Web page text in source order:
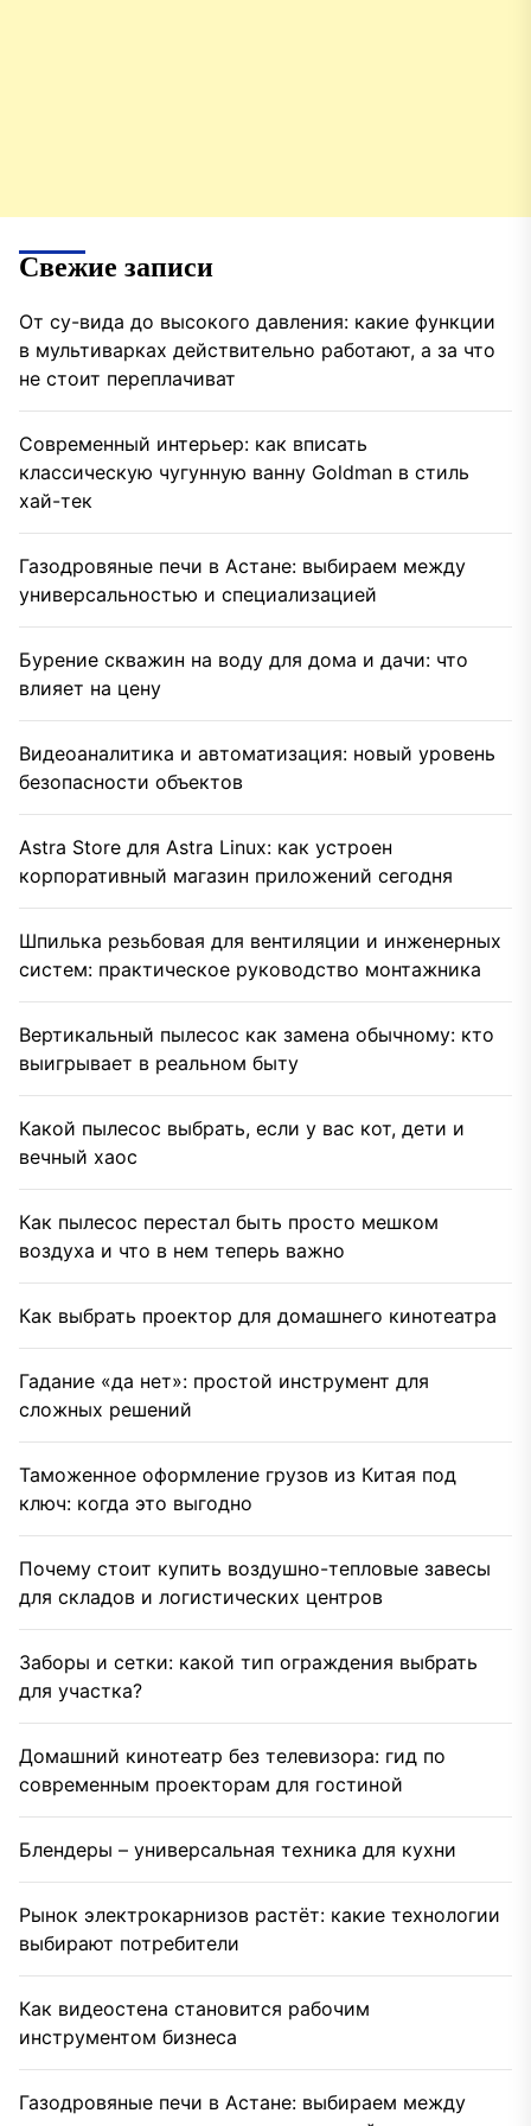
Свежие записи
От су-вида до высокого давления: какие функции
в мультиварках действительно работают, а за что
не стоит переплачиват
Современный интерьер: как вписать
классическую чугунную ванну Goldman в стиль
хай-тек
Газодровяные печи в Астане: выбираем между
универсальностью и специализацией
Бурение скважин на воду для дома и дачи: что
влияет на цену
Видеоаналитика и автоматизация: новый уровень
безопасности объектов
Astra Store для Astra Linux: как устроен
корпоративный магазин приложений сегодня
Шпилька резьбовая для вентиляции и инженерных
систем: практическое руководство монтажника
Вертикальный пылесос как замена обычному: кто
выигрывает в реальном быту
Какой пылесос выбрать, если у вас кот, дети и
вечный хаос
Как пылесос перестал быть просто мешком
воздуха и что в нем теперь важно
Как выбрать проектор для домашнего кинотеатра
Гадание «да нет»: простой инструмент для
сложных решений
Таможенное оформление грузов из Китая под
ключ: когда это выгодно
Почему стоит купить воздушно-тепловые завесы
для складов и логистических центров
Заборы и сетки: какой тип ограждения выбрать
для участка?
Домашний кинотеатр без телевизора: гид по
современным проекторам для гостиной
Блендеры – универсальная техника для кухни
Рынок электрокарнизов растёт: какие технологии
выбирают потребители
Как видеостена становится рабочим
инструментом бизнеса
Газодровяные печи в Астане: выбираем между